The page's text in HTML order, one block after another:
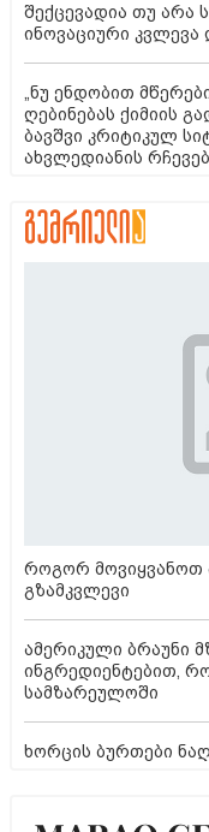
შექცევადია თუ არა
ინოვაციური კვლევა
„ნუ ენდობით
ღებინებას ქიმიის
ბავშვი კრიტიკულ
ახვლედიანის
როგორ მოვიყვანოთ
გზამკვლევი
ამერიკული ბრაუნი
ინგრედიენტებით,
სამზარეულოში
ხორცის ბურთები